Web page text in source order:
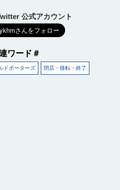
公式アカウント
ワード＃
ドポーターズ 閉店・移転・終了